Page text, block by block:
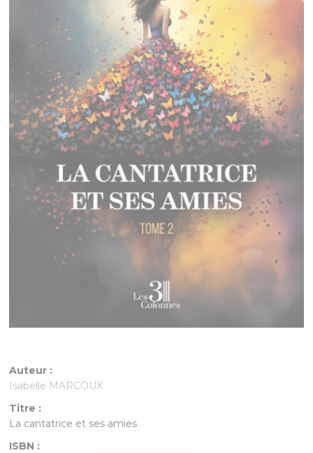
Auteur :
Isabelle MARCOUX
Titre :
La cantatrice et ses amies
ISBN :